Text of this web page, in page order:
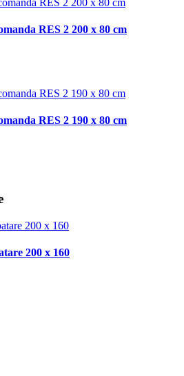
RES 2 200 x 80 cm
RES 2 190 x 80 cm
200 x 160